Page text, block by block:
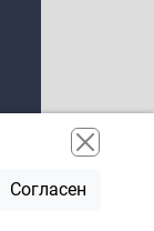
Согласен